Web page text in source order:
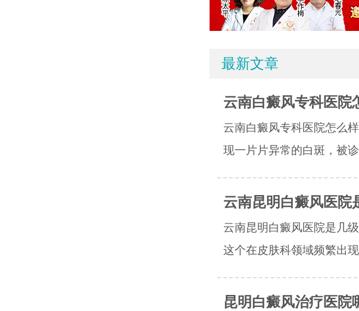
最新文章
云南白癜风专科医院
云南白癜风专科医院怎么
现一片片异常的白斑，被
云南昆明白癜风医院
云南昆明白癜风医院是几
这个在皮肤科领域频繁出
昆明白癜风治疗医院